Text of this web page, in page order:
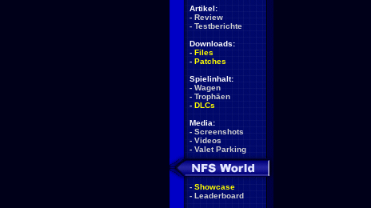
Artikel:
- Review
- Testberichte
Downloads:
- Files
- Patches
Spielinhalt:
- Wagen
- Trophäen
- DLCs
Media:
- Screenshots
- Videos
- Valet Parking
- Showcase
- Leaderboard